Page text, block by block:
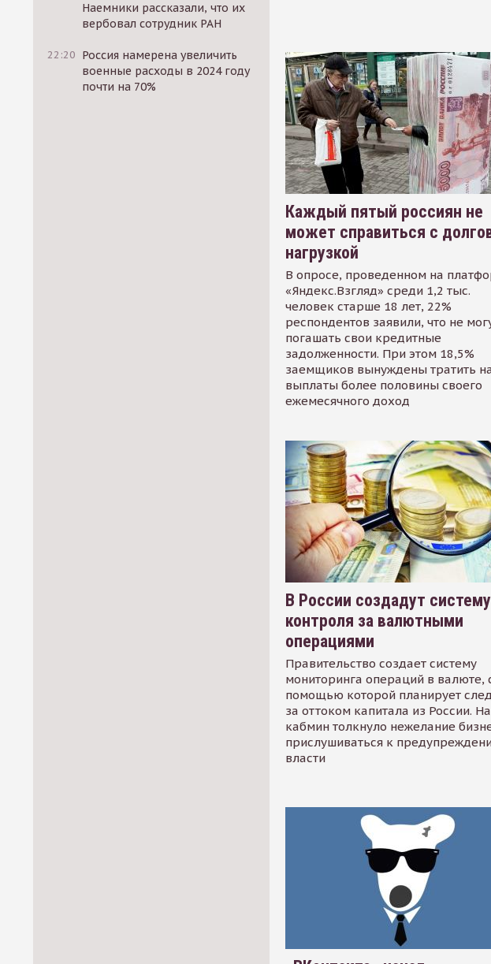
Наемники рассказали, что их
вербовал сотрудник РАН
22:20 Россия намерена увеличить
военные расходы в 2024 году
почти на 70%
Каждый пятый россиян не
может справиться с
нагрузкой
В опросе, проведенном на
«Яндекс.Взгляд» среди 1,2 тыс.
человек старше 18 лет, 22%
респондентов заявили, что не
погашать свои кредитные
задолженности. При этом 18,5%
заемщиков вынуждены тратить
выплаты более половины своего
ежемесячного доход
В России создадут систему
контроля за валютными
операциями
Правительство создает систему
мониторинга операций в валюте,
помощью которой планирует
за оттоком капитала из России.
кабмин толкнуло нежелание
прислушиваться к
власти